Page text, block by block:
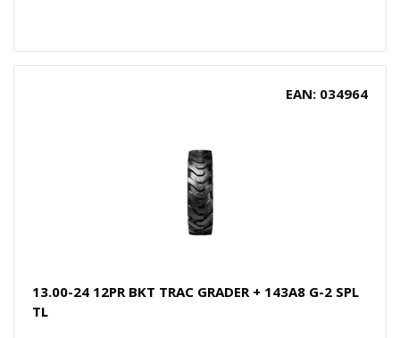
EAN: 034964
13.00-24 12PR BKT TRAC GRADER + 143A8 G-2 SPL
TL